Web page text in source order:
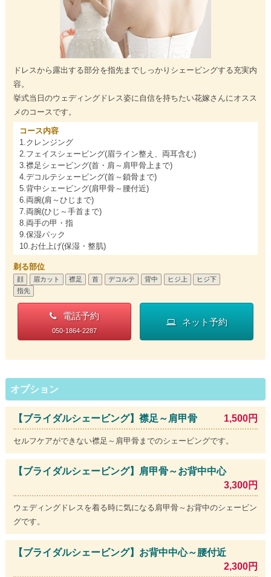
ドレスから露出する部分を指先までしっかりシェービングする充実内
容。
挙式当日のウェディングドレス姿に自信を持ちたい花嫁さんにオスス
メのコースです。
コース内容
1.クレンジング
2.フェイスシェービング(眉ライン整え、両耳含む)
3.襟足シェービング(首・肩～肩甲骨上まで)
4.デコルテシェービング(首～鎖骨まで)
5.背中シェービング(肩甲骨～腰付近)
6.両腕(肩～ひじまで)
7.両腕(ひじ～手首まで)
8.両手の甲・指
9.保湿パック
10.お仕上げ(保湿・整肌)
剃る部位
顔 眉カット 襟足 首 デコルテ 背中 ヒジ上
ヒジ下
指先
電話予約
050-1864-2287
ネット予約
オプション
【ブライダルシェービング】襟足～肩甲骨 1,500円
セルフケアができない襟足～肩甲骨までのシェービングです。
【ブライダルシェービング】肩甲骨～お背中中心
3,300円
ウェディングドレスを着る時に気になる肩甲骨～お背中のシェービン
グです。
【ブライダルシェービング】お背中中心～腰付近
2,300円